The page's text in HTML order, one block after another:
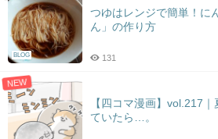
BLOG
つゆはレンジで簡単！に
ん」の作り方
131
NEW
【四コマ漫画】vol.217
ていたら…。